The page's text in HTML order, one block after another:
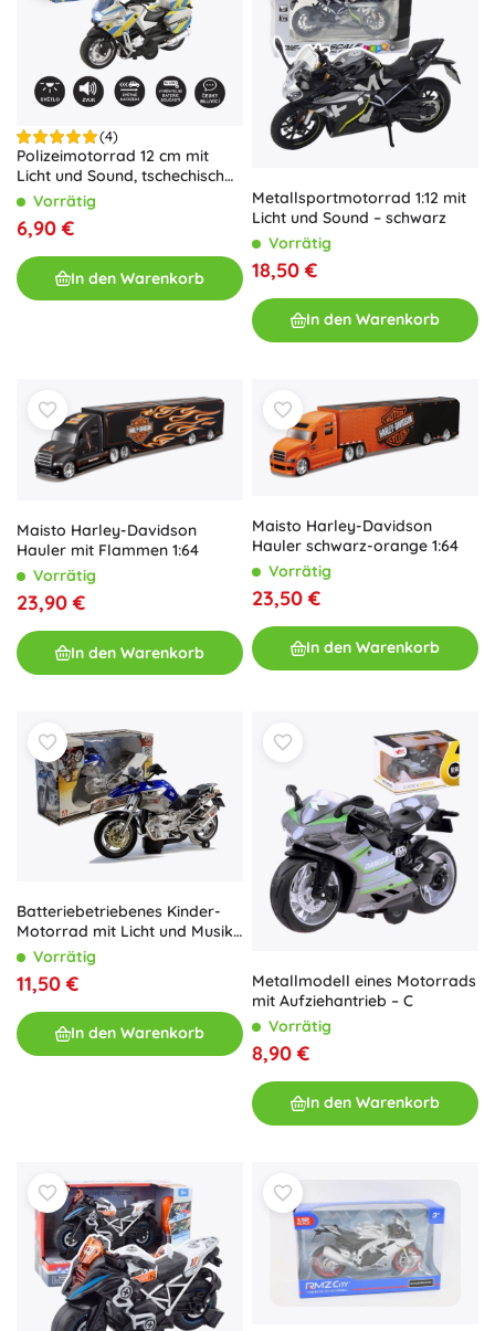
(4)
Polizeimotorrad 12 cm mit
Licht und Sound, tschechisch
sprechend
Vorrätig
6,90 €
In den Warenkorb
Metallsportmotorrad 1:12 mit
Licht und Sound – schwarz
Vorrätig
18,50 €
In den Warenkorb
Maisto Harley-Davidson
Hauler mit Flammen 1:64
Vorrätig
23,90 €
In den Warenkorb
Maisto Harley-Davidson
Hauler schwarz-orange 1:64
Vorrätig
23,50 €
In den Warenkorb
Batteriebetriebenes Kinder-
Motorrad mit Licht und Musik
– blau
Vorrätig
11,50 €
In den Warenkorb
Metallmodell eines Motorrads
mit Aufziehantrieb – C
Vorrätig
8,90 €
In den Warenkorb